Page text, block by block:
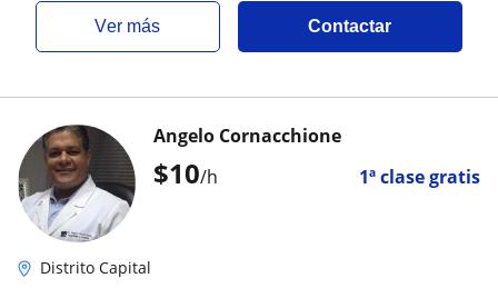
ver más Contactar
$10/h 1ª clase gratis
Angelo Cornacchione
Distrito Capital